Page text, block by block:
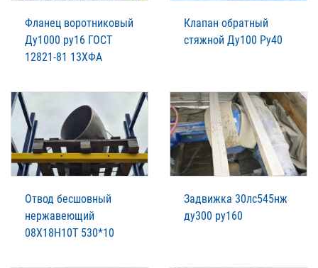
Фланец воротниковый
Ду1000 ру16 ГОСТ
12821-81 13ХФА
Клапан обратный
стяжной Ду100 Ру40
Отвод бесшовный
нержавеющий
08Х18Н10Т 530*10
Задвижка 30лс545нж
ду300 ру160